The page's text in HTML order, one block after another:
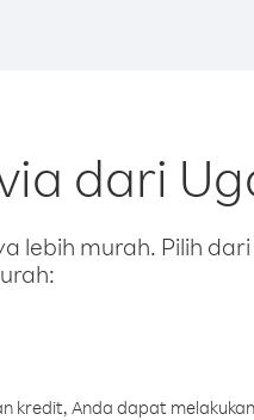
dari
lebih murah. Pilih
kredit, Anda dapat